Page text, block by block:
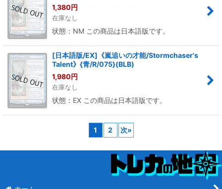
1,380円
在庫なし
状態：NM この商品は日本語版です。
[日本語版/EX]《嵐追いの才能/Stormchaser's
Talent》{青/R/075}(BLB)
1,980円
在庫なし
状態：EX この商品は日本語版です。
1 2 次»